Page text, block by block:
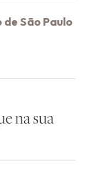
São Paulo
na sua